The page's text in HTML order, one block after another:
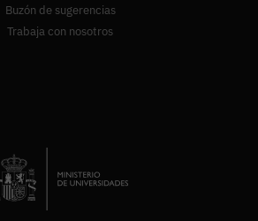
Buzón de sugerencias
Trabaja con nosotros